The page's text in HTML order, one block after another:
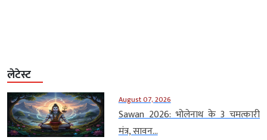
लेटेस्ट
August 07, 2026
Sawan 2026: भोलेनाथ के 3 चमत्कारी
मंत्र, सावन...